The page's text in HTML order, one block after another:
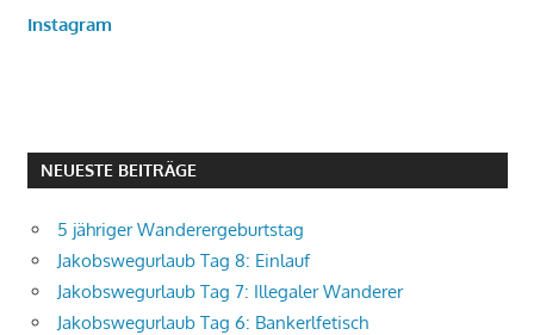
Instagram
NEUESTE BEITRÄGE
5 jähriger Wanderergeburtstag
Jakobswegurlaub Tag 8: Einlauf
Jakobswegurlaub Tag 7: Illegaler Wanderer
Jakobswegurlaub Tag 6: Bankerlfetisch